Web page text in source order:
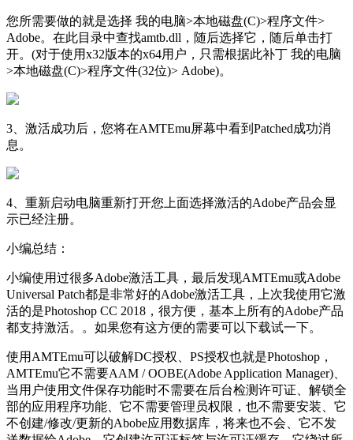
您所需要做的就是选择 我的电脑>本地磁盘(C)>程序文件>
Adob​​e。在此目录中查找amtb.dll，随后选择它，随后单击打
开。(对于使用x32版本的x64用户，只需根据此补丁 我的电脑
>本地磁盘(C)>程序文件(32位)> Adob​​e)。
3、激活成功后，您将在AMTEmu屏幕中看到Patched成功消
息。
4、重新启动电脑重新打开您上面选择激活的Adobe产品会显
示已经注册。
小编总结：
小编使用过很多Adobe激活工具，最后发现AMTEmu或Adobe
Universal Patch都是非常好的Adobe激活工具，上次我使用它激
活的是Photoshop CC 2018，很方便，基本上所有的Adobe产品
都支持激活。。如果您有这方便的需要可以下载试一下。
使用AMTEmu可以破解DC授权、PS授权也就是Photoshop，
AMTEmu它不需要AAM / OOBE(Adobe Application Manager)、
当用户使用文件保存功能时不需要在后台检测许可证、解锁全
部的应用程序功能、它不需要管理员权限，也不需要安装、它
不创建/修改/更新的Abobe应用数据库，将来也不会、它不发